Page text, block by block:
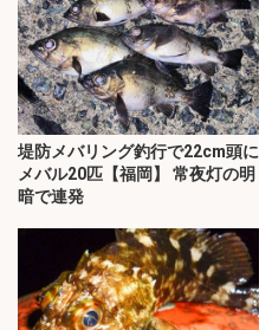
堤防メバリング釣行で22cm頭に
メバル20匹【福岡】 常夜灯の明
暗で連発